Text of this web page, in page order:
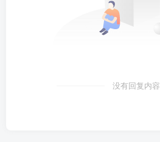
没有回复内容